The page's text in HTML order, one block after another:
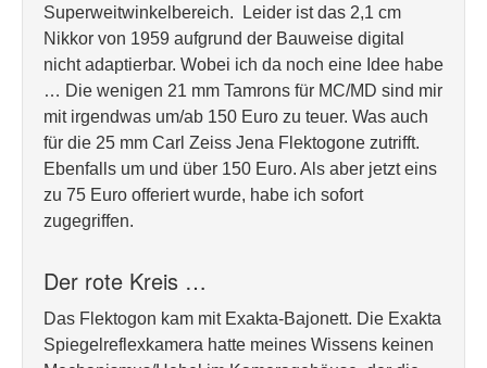
Superweitwinkelbereich. Leider ist das 2,1 cm
Nikkor von 1959 aufgrund der Bauweise digital
nicht adaptierbar. Wobei ich da noch eine Idee habe
… Die wenigen 21 mm Tamrons für MC/MD sind mir
mit irgendwas um/ab 150 Euro zu teuer. Was auch
für die 25 mm Carl Zeiss Jena Flektogone zutrifft.
Ebenfalls um und über 150 Euro. Als aber jetzt eins
zu 75 Euro offeriert wurde, habe ich sofort
zugegriffen.
Der rote Kreis …
Das Flektogon kam mit Exakta-Bajonett. Die Exakta
Spiegelreflexkamera hatte meines Wissens keinen